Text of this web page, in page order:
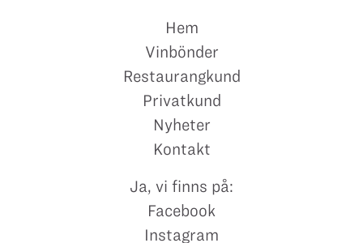
Hem
Vinbönder
Restaurangkund
Privatkund
Nyheter
Kontakt
Ja, vi finns på:
Facebook
Instagram